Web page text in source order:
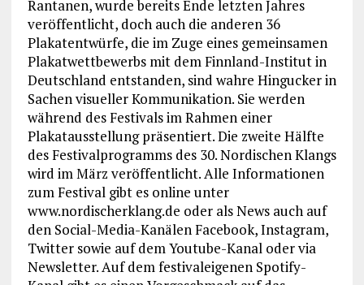
Rantanen, wurde bereits Ende letzten Jahres
veröffentlicht, doch auch die anderen 36
Plakatentwürfe, die im Zuge eines gemeinsamen
Plakatwettbewerbs mit dem Finnland-Institut in
Deutschland entstanden, sind wahre Hingucker in
Sachen visueller Kommunikation. Sie werden
während des Festivals im Rahmen einer
Plakatausstellung präsentiert. Die zweite Hälfte
des Festivalprogramms des 30. Nordischen Klangs
wird im März veröffentlicht. Alle Informationen
zum Festival gibt es online unter
www.nordischerklang.de oder als News auch auf
den Social-Media-Kanälen Facebook, Instagram,
Twitter sowie auf dem Youtube-Kanal oder via
Newsletter. Auf dem festivaleigenen Spotify-